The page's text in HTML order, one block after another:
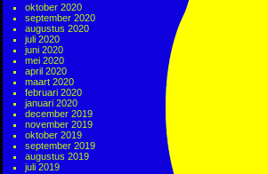
oktober 2020
september 2020
augustus 2020
juli 2020
juni 2020
mei 2020
april 2020
maart 2020
februari 2020
januari 2020
december 2019
november 2019
oktober 2019
september 2019
augustus 2019
juli 2019